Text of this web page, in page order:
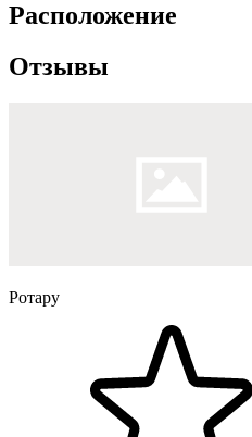
Расположение
Отзывы
Ротару